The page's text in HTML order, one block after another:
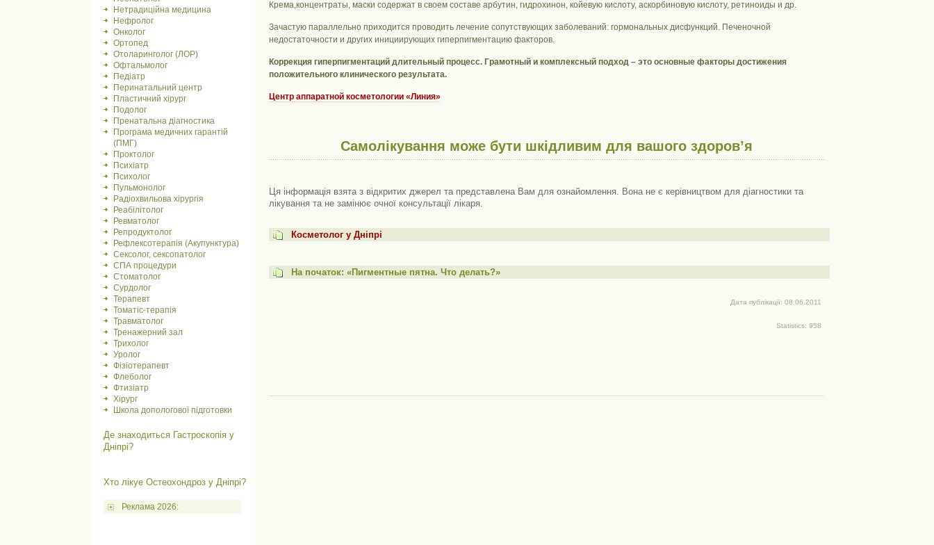
Нетрадиційна медицина
Нефролог
Онколог
Ортопед
Отоларинголог (ЛОР)
Офтальмолог
Педіатр
Перинатальний центр
Пластичний хірург
Подолог
Пренатальна діагностика
Програма медичних гарантій
(ПМГ)
Проктолог
Психіатр
Психолог
Пульмонолог
Радіохвильова хірургія
Реабілітолог
Ревматолог
Репродуктолог
Рефлексотерапія (Акупунктура)
Сексолог, сексопатолог
СПА процедури
Стоматолог
Сурдолог
Терапевт
Томатіс-терапія
Травматолог
Тренажерний зал
Трихолог
Уролог
Фізіотерапевт
Флеболог
Фтизіатр
Хірург
Школа допологової підготовки
Де знаходиться Гастроскопія у
Дніпрі?
Хто лікуе Остеохондроз у Дніпрі?
Реклама 2026:
Крема,концентраты, маски содержат в своем составе арбутин, гидрохинон, койевую кислоту, аскорбиновую кислоту, ретиноиды и др.
Зачастую параллельно приходится проводить лечение сопутствующих заболеваний: гормональных дисфункций. Печеночной
недостаточности и других инициирующих гиперпигментацию факторов.
Коррекция гиперпигментаций длительный процесс. Грамотный и комплексный подход – это основные факторы достижения
положительного клинического результата.
Центр аппаратной косметологии «Линия»
Самолікування може бути шкідливим для вашого здоров’я
Ця інформація взята з відкритих джерел та представлена ​​Вам для ознайомлення. Вона не є керівництвом для діагностики та
лікування та не замінює очної консультації лікаря.
Косметолог у Дніпрі
На початок: «Пигментные пятна. Что делать?»
Дата публікації: 08.06.2011
Statistics: 958